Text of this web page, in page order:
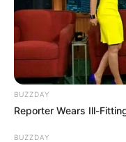
BUZZDAY
Reporter Wears Ill-
BUZZDAY